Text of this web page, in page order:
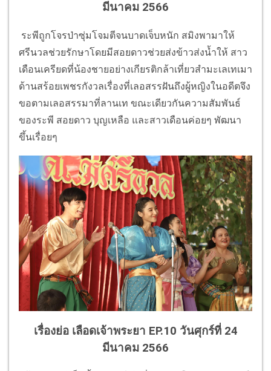
มีนาคม 2566
ระพีถูกโจรป่าซุ่มโจมตีจนบาดเจ็บหนัก สมิงพามาให้
ศรีนวลช่วยรักษาโดยมีสอยดาวช่วยส่งข้าวส่งน้ำให้ สาว
เดือนเครียดที่น้องชายอย่างเกียรติกล้าเที่ยวสำมะเลเทเมา
ด้านสร้อยเพชรกังวลเรื่องที่เลอสรรฝันถึงผู้หญิงในอดีตจึง
ขอตามเลอสรรมาที่ลานเท ขณะเดียวกันความสัมพันธ์
ของระพี สอยดาว บุญเหลือ และสาวเดือนค่อยๆ พัฒนา
ขึ้นเรื่อยๆ
เรื่องย่อ เลือดเจ้าพระยา EP.10 วันศุกร์ที่ 24
มีนาคม 2566